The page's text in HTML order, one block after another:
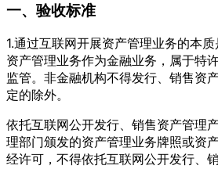
一、验收标准
1.通过互联网开展资产管理业务的本质
资产管理业务作为金融业务，属于特
监管。非金融机构不得发行、销售资
定的除外。
依托互联网公开发行、销售资产管理
理部门颁发的资产管理业务牌照或资
经许可，不得依托互联网公开发行、